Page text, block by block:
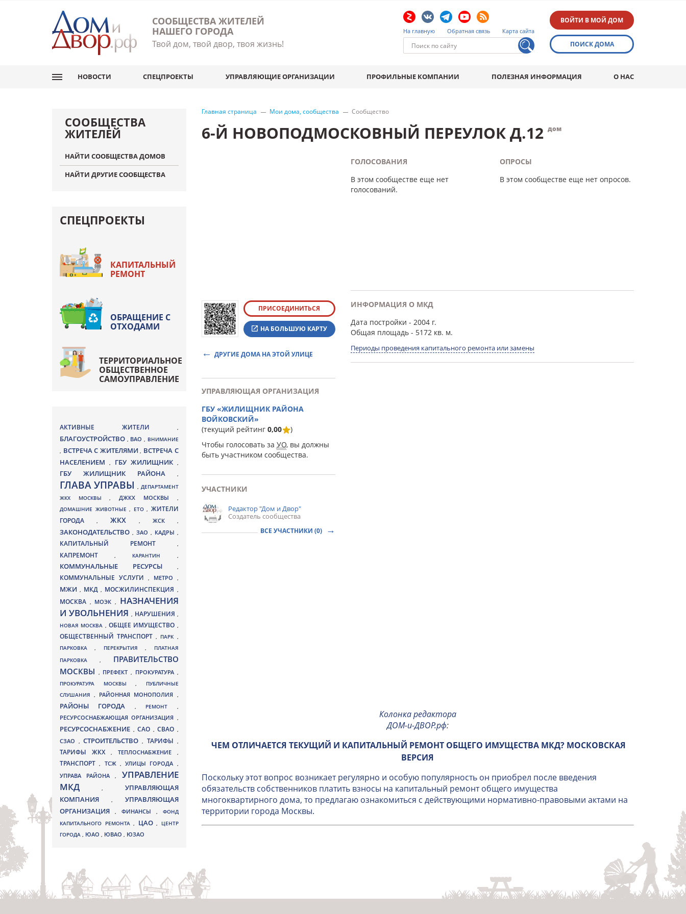
СООБЩЕСТВА ЖИТЕЛЕЙ
НАШЕГО ГОРОДА
Твой дом, твой двор, твоя жизнь!
На главную Обратная связь Карта сайта
ВОЙТИ В МОЙ ДОМ
ПОИСК ДОМА
НОВОСТИ СПЕЦПРОЕКТЫ УПРАВЛЯЮЩИЕ ОРГАНИЗАЦИИ ПРОФИЛЬНЫЕ КОМПАНИИ ПОЛЕЗНАЯ ИНФОРМАЦИЯ О НАС
Главная страница Мои дома, сообщества Сообщество
6-Й НОВОПОДМОСКОВНЫЙ ПЕРЕУЛОК Д.12 дом
ПРИСОЕДИНИТЬСЯ
НА БОЛЬШУЮ КАРТУ
ДРУГИЕ ДОМА НА ЭТОЙ УЛИЦЕ
УПРАВЛЯЮЩАЯ ОРГАНИЗАЦИЯ
ГБУ «ЖИЛИЩНИК РАЙОНА
ВОЙКОВСКИЙ»
(текущий рейтинг 0,00
)
Чтобы голосовать за УО, вы должны
быть участником сообщества.
УЧАСТНИКИ
Редактор "Дом и Двор"
Создатель сообщества
ВСЕ УЧАСТНИКИ (0)
ГОЛОСОВАНИЯ
В этом сообществе еще нет
голосований.
ОПРОСЫ
В этом сообществе еще нет опросов.
ИНФОРМАЦИЯ О МКД
Дата постройки - 2004 г.
Общая площадь- 5172 кв. м.
Периоды проведения капитального ремонта или замены
Колонка редактора
ДОМ-и-ДВОР.рф:
ЧЕМ ОТЛИЧАЕТСЯ ТЕКУЩИЙ И КАПИТАЛЬНЫЙ РЕМОНТ ОБЩЕГО ИМУЩЕСТВА МКД? МОСКОВСКАЯ
ВЕРСИЯ
Поскольку этот вопрос возникает регулярно и особую популярность он приобрел после введения
обязательств собственников платить взносы на капитальный ремонт общего имущества
многоквартирного дома, то предлагаю ознакомиться с действующими нормативно-правовыми актами на
территории города Москвы.
СООБЩЕСТВА
ЖИТЕЛЕЙ
НАЙТИ СООБЩЕСТВА ДОМОВ
НАЙТИ ДРУГИЕ СООБЩЕСТВА
СПЕЦПРОЕКТЫ
КАПИТАЛЬНЫЙ
РЕМОНТ
ОБРАЩЕНИЕ С
ОТХОДАМИ
ТЕРРИТОРИАЛЬНОЕ
ОБЩЕСТВЕННОЕ
САМОУПРАВЛЕНИЕ
АКТИВНЫЕ ЖИТЕЛИ ,
БЛАГОУСТРОЙСТВО , ВАО , ВНИМАНИЕ
, ВСТРЕЧА С ЖИТЕЛЯМИ, ВСТРЕЧА С
НАСЕЛЕНИЕМ
, ГБУ ЖИЛИЩНИК ,
ГБУ ЖИЛИЩНИК РАЙОНА ,
ГЛАВА УПРАВЫ, ДЕПАРТАМЕНТ
ЖКХ МОСКВЫ,ДЖКХ МОСКВЫ ,
ДОМАШНИЕ ЖИВОТНЫЕ , ЕТО , ЖИТЕЛИ
ГОРОДА
, ЖКХ , ЖСК ,
ЗАКОНОДАТЕЛЬСТВО , ЗАО , КАДРЫ ,
КАПИТАЛЬНЫЙ РЕМОНТ ,
КАПРЕМОНТ , КАРАНТИН ,
КОММУНАЛЬНЫЕ РЕСУРСЫ ,
КОММУНАЛЬНЫЕ УСЛУГИ , МЕТРО ,
МЖИ, МКД , МОСЖИЛИНСПЕКЦИЯ ,
МОСКВА , МОЭК ,
НАЗНАЧЕНИЯ
И УВОЛЬНЕНИЯ , НАРУШЕНИЯ ,
НОВАЯ МОСКВА , ОБЩЕЕ ИМУЩЕСТВО ,
ОБЩЕСТВЕННЫЙ ТРАНСПОРТ, ПАРК ,
ПАРКОВКА, ПЕРЕКРЫТИЯ,
ПЛАТНАЯ
ПАРКОВКА ,
ПРАВИТЕЛЬСТВО
МОСКВЫ , ПРЕФЕКТ, ПРОКУРАТУРА ,
ПРОКУРАТУРА МОСКВЫ ,
ПУБЛИЧНЫЕ
СЛУШАНИЯ, РАЙОННАЯ МОНОПОЛИЯ ,
РАЙОНЫ ГОРОДА , РЕМОНТ ,
РЕСУРСОСНАБЖАЮЩАЯ ОРГАНИЗАЦИЯ ,
РЕСУРСОСНАБЖЕНИЕ , САО , СВАО ,
СЗАО ,СТРОИТЕЛЬСТВО, ТАРИФЫ ,
ТАРИФЫ ЖКХ , ТЕПЛОСНАБЖЕНИЕ ,
ТРАНСПОРТ, ТСЖ , УЛИЦЫ ГОРОДА ,
УПРАВА РАЙОНА, УПРАВЛЕНИЕ
МКД, УПРАВЛЯЮЩАЯ
КОМПАНИЯ
, УПРАВЛЯЮЩАЯ
ОРГАНИЗАЦИЯ
, ФИНАНСЫ , ФОНД
КАПИТАЛЬНОГО РЕМОНТА , ЦАО ,
ЦЕНТР
ГОРОДА , ЮАО , ЮВАО , ЮЗАО